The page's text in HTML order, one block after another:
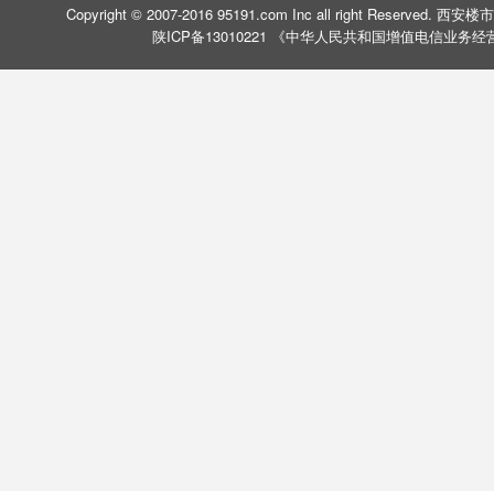
Copyright © 2007-2016 95191.com Inc all right Reserved. 西安楼
陕ICP备13010221 《中华人民共和国增值电信业务经